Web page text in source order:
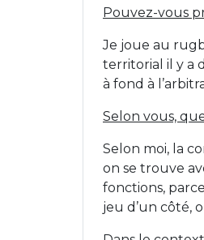
Pouvez-vous
Je joue au
territorial il y a
à fond à
Selon vous,
Selon moi, la
on se trouve
fonctions,
jeu d’un côté,